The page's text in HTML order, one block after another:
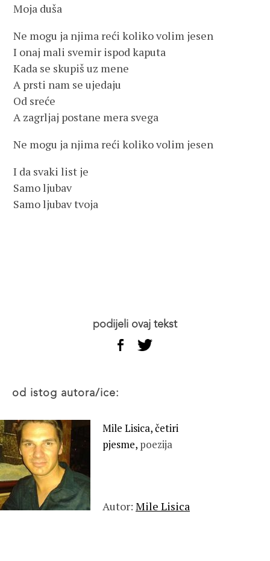
Moja duša
Ne mogu ja njima reći koliko volim jesen
I onaj mali svemir ispod kaputa
Kada se skupiš uz mene
A prsti nam se ujedaju
Od sreće
A zagrljaj postane mera svega
Ne mogu ja njima reći koliko volim jesen
I da svaki list je
Samo ljubav
Samo ljubav tvoja
podijeli ovaj tekst
od istog autora/ice:
Mile Lisica, četiri
pjesme, poezija
Autor: Mile Lisica